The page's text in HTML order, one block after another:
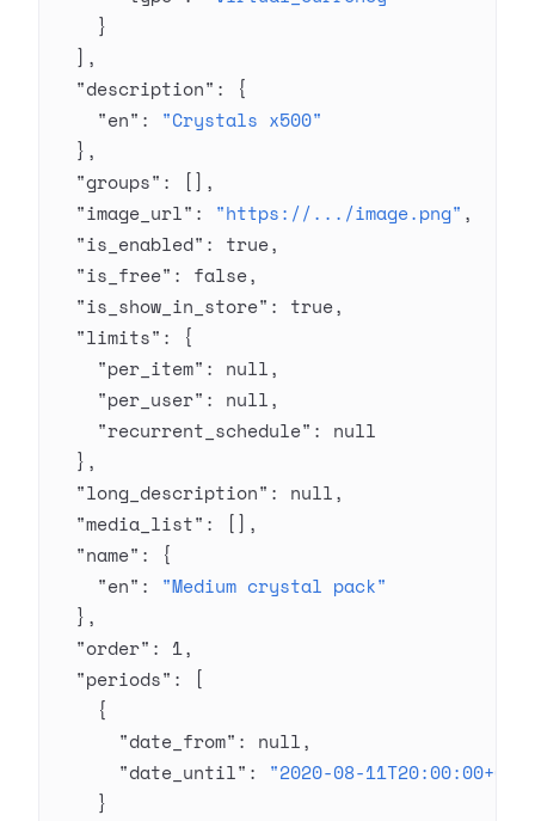
    }
  ],
  "description"
: {
    "en"
: "Crystals x500"
  },
  "groups"
: [],
  "image_url"
: "https://.../image.png" ,
  "is_enabled"
: true,
  "is_free"
: false,
  "is_show_in_store"
: true,
  "limits"
: {
    "per_item"
: null,
    "per_user"
: null,
    "recurrent_schedule"
: null
  },
  "long_description"
: null,
  "media_list"
: [],
  "name"
: {
    "en"
: "Medium crystal pack"
  },
  "order"
: 1,
  "periods"
: [
    {
      "date_from"
: null,
      "date_until"
: "2020-08-
    }